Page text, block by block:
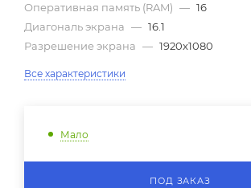
Оперативная память (RAM) — 16
Диагональ экрана — 16.1
Разрешение экрана — 1920x1080
Все характеристики
Мало
ПОД ЗАКАЗ